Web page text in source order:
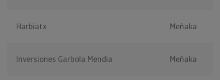
Harbiatx Meñaka
Inversiones Garbola Mendia Meñaka